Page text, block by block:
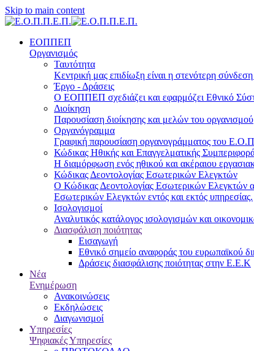
Skip to main content
ΕΟΠΠΕΠ
Οργανισμός
Ταυτότητα
Κεντρική μας επιδίωξη είναι η στενότερη
Έργο - Δράσεις
Ο ΕΟΠΠΕΠ σχεδιάζει και εφαρμόζει Eθνικό
Διοίκηση
Παρουσίαση διοίκησης και μελών του οργανισμού
Οργανόγραμμα
Γραφική παρουσίαση οργανογράμματος του
Κώδικας Ηθικής και Επαγγελματικής
Η διαμόρφωση ενός ηθικού και ακέραιου
Κώδικας Δεοντολογίας Εσωτερικών Ελεγκτών
Ο Κώδικας Δεοντολογίας Εσωτερικών Ελεγκτών
Εσωτερικών Ελεγκτών εντός και εκτός υπηρεσίας.
Ισολογισμοί
Αναλυτικός κατάλογος ισολογισμών και
Διασφάλιση ποιότητας
Εισαγωγή
Εθνικό σημείο αναφοράς του ευρωπαϊκού
Δράσεις διασφάλισης ποιότητας στην Ε.Ε.Κ
Νέα
Ενημέρωση
Ανακοινώσεις
Εκδηλώσεις
Διαγωνισμοί
Υπηρεσίες
Ψηφιακές Υπηρεσίες